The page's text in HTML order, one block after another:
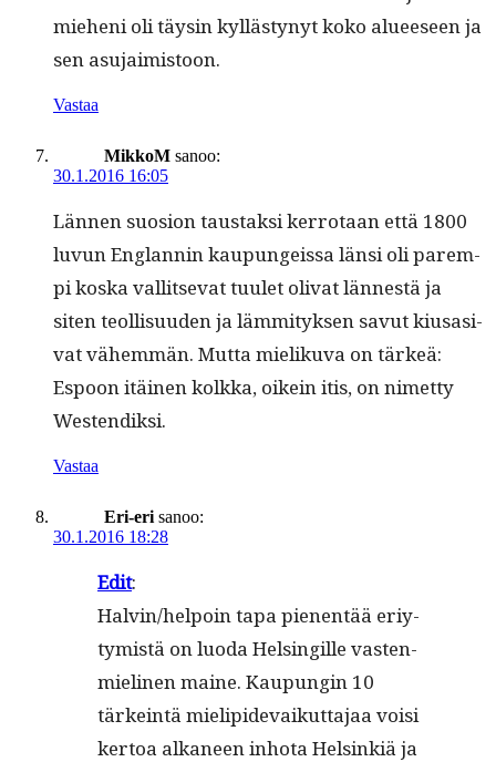
mieheni oli täysin kyl­lästynyt koko alueeseen ja
sen asujaimistoon.
Vastaa
MikkoM sanoo:
30.1.2016 16:05
Län­nen suo­sion taus­tak­si ker­ro­taan että 1800
luvun Englan­nin kaupungeis­sa län­si oli parem­
pi kos­ka val­lit­se­vat tuulet oli­vat lännestä ja
siten teol­lisu­u­den ja läm­mi­tyk­sen savut kiusasi­
vat vähem­män. Mut­ta mieliku­va on tärkeä:
Espoon itäi­nen kolk­ka, oikein itis, on nimet­ty
Westendiksi.
Vastaa
Eri-eri sanoo:
30.1.2016 18:28
Edit:
Halvin/helpoin tapa pienen­tää eriy­
tymistä on luo­da Helsingille vas­ten­
mieli­nen maine. Kaupun­gin 10
tärkein­tä mielipi­de­vaikut­ta­jaa voisi
ker­toa alka­neen inho­ta Helsinkiä ja